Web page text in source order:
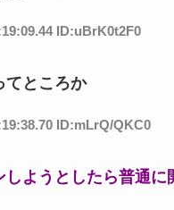
ID:uBrK0t2F0
てところか
ID:mLrQ/QKC0
ようとしたら普通に